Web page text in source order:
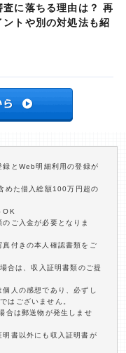
査に落ちる理由は？ 再
ントや別の対処法も紹
録とWeb明細利用の登録が
めた借入総額100万円超の
OK
ご入金が必要となりま
付きの本人確認書類をご
合は、収入証明書類のご提
人の感想であり、必ずし
はございません。
合は郵送物が発生しませ
書以外にも収入証明書が